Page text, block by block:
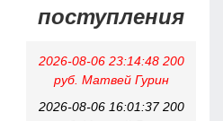
поступления
2026-08-06 23:14:48 200
руб. Матвей Гурин
2026-08-06 16:01:37 200